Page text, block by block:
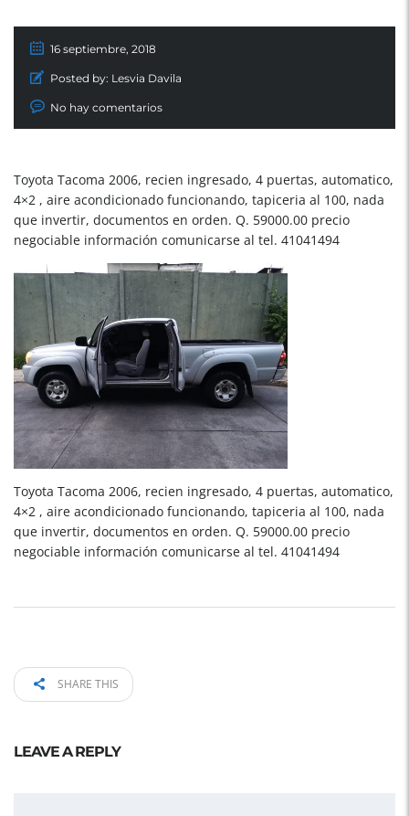
16 septiembre, 2018
Posted by: Lesvia Davila
No hay comentarios
Toyota Tacoma 2006, recien ingresado, 4 puertas, automatico,
4×2 , aire acondicionado funcionando, tapiceria al 100, nada
que invertir, documentos en orden. Q. 59000.00 precio
negociable información comunicarse al tel. 41041494
Toyota Tacoma 2006, recien ingresado, 4 puertas, automatico,
4×2 , aire acondicionado funcionando, tapiceria al 100, nada
que invertir, documentos en orden. Q. 59000.00 precio
negociable información comunicarse al tel. 41041494
SHARE THIS
LEAVE A REPLY